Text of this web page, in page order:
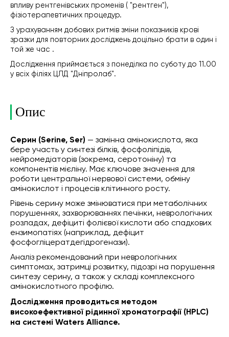
впливу рентгенівських променів ( "рентген"),
фізіотерапевтичних процедур.
З урахуванням добових ритмів зміни показників крові
зразки для повторних досліджень доцільно брати в один і
той же час .
Дослідження приймається з понеділка по суботу до 11.00
у всіх філіях ЦЛД "Дніпролаб".
Опис
Серин (Serine, Ser) — замінна амінокислота, яка
бере участь у синтезі білків, фосфоліпідів,
нейромедіаторів (зокрема, серотоніну) та
компонентів мієліну. Має ключове значення для
роботи центральної нервової системи, обміну
амінокислот і процесів клітинного росту.
Рівень серину може змінюватися при метаболічних
порушеннях, захворюваннях печінки, неврологічних
розладах, дефіциті фолієвої кислоти або спадкових
ензимопатіях (наприклад, дефіцит
фосфогліцератдегідрогенази).
Аналіз рекомендований при неврологічних
симптомах, затримці розвитку, підозрі на порушення
синтезу серину, а також у складі комплексного
амінокислотного профілю.
Дослідження проводиться методом
високоефективної рідинної хроматографії (HPLC)
на системі Waters Alliance.